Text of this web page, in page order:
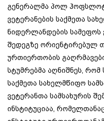
გენერალმა პოლ
ვეტერანების საქმეთა
ნიდერლანდების სამეფოს
შედეგზე ორიენტირებულ
ურთიერთობის
სტუმრებმა აღნიშნეს,
საქმეთა სახელმწიფო
ვეტერანთა სამსახურის
ინსტიტუციაა,